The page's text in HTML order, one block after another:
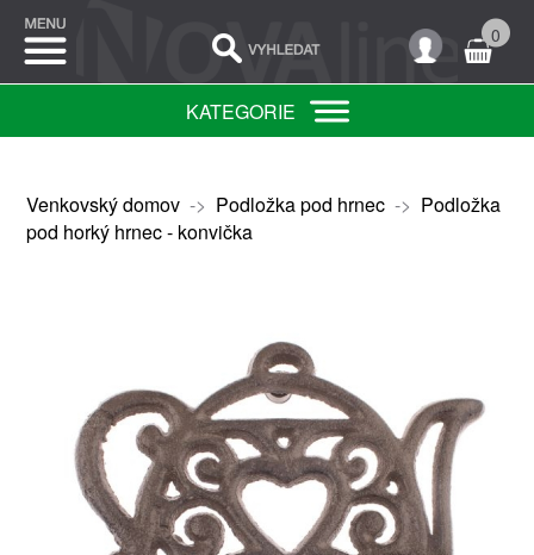
0
KATEGORIE
Venkovský domov-> Podložka pod hrnec-> Podložka
pod horký hrnec - konvička